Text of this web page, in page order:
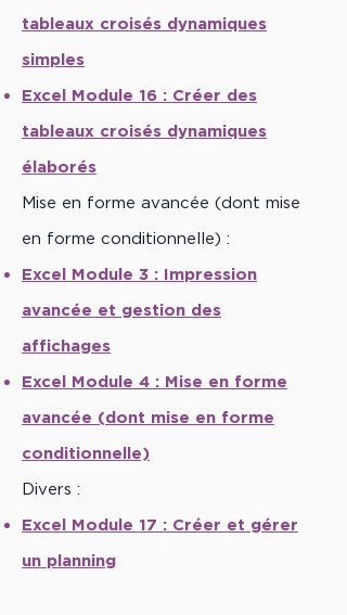
tableaux croisés dynamiques
simples
Excel Module 16 : Créer des
tableaux croisés dynamiques
élaborés
Mise en forme avancée (dont mise
en forme conditionnelle) :
Excel Module 3 : Impression
avancée et gestion des
affichages
Excel Module 4 : Mise en forme
avancée (dont mise en forme
conditionnelle)
Divers :
Excel Module 17 : Créer et gérer
un planning